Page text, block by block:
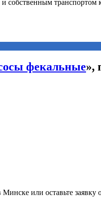
фекальные»,
Минске или оставьте заявку